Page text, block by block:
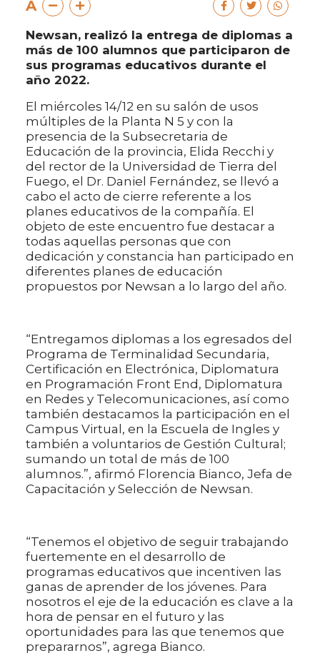
A
Newsan, realizó la entrega de diplomas a
más de 100 alumnos que participaron de
sus programas educativos durante el
año 2022.
El miércoles 14/12 en su salón de usos
múltiples de la Planta N 5 y con la
presencia de la Subsecretaria de
Educación de la provincia, Elida Recchi y
del rector de la Universidad de Tierra del
Fuego, el Dr. Daniel Fernández, se llevó a
cabo el acto de cierre referente a los
planes educativos de la compañía. El
objeto de este encuentro fue destacar a
todas aquellas personas que con
dedicación y constancia han participado en
diferentes planes de educación
propuestos por Newsan a lo largo del año.
“Entregamos diplomas a los egresados del
Programa de Terminalidad Secundaria,
Certificación en Electrónica, Diplomatura
en Programación Front End, Diplomatura
en Redes y Telecomunicaciones, así como
también destacamos la participación en el
Campus Virtual, en la Escuela de Ingles y
también a voluntarios de Gestión Cultural;
sumando un total de más de 100
alumnos.”, afirmó Florencia Bianco, Jefa de
Capacitación y Selección de Newsan.
“Tenemos el objetivo de seguir trabajando
fuertemente en el desarrollo de
programas educativos que incentiven las
ganas de aprender de los jóvenes. Para
nosotros el eje de la educación es clave a la
hora de pensar en el futuro y las
oportunidades para las que tenemos que
prepararnos”, agrega Bianco.